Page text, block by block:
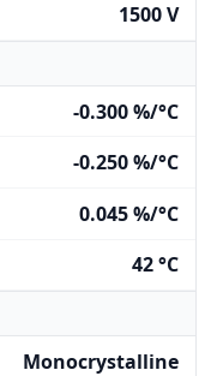
1500 V
-0.300 %/°C
-0.250 %/°C
0.045 %/°C
42 °C
Monocrystalline